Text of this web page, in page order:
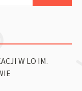
W LO IM.